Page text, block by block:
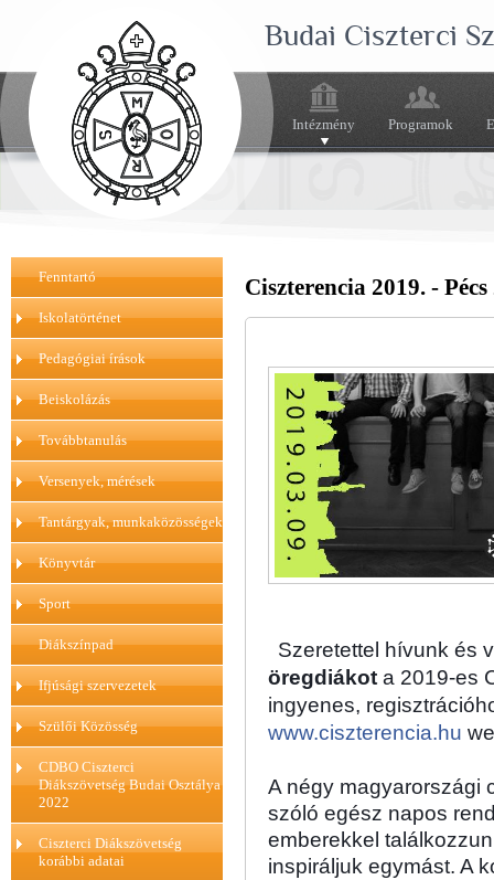
Budai Ciszterci
Intézmény Programok
Fenntartó
Iskolatörténet
Pedagógiai írások
Beiskolázás
Továbbtanulás
Versenyek, mérések
Tantárgyak, munkaközösségek
Könyvtár
Sport
Diákszínpad
Ifjúsági szervezetek
Szülői Közösség
CDBO Ciszterci
Diákszövetség Budai Osztálya
2022
Ciszterci Diákszövetség
korábbi adatai
Ciszterencia 2019. -
Szeretettel hívunk és
öregdiákot a 2019-es
www.ciszterencia.hu
A négy magyarországi
szóló egész napos
emberekkel
inspiráljuk egymást. A